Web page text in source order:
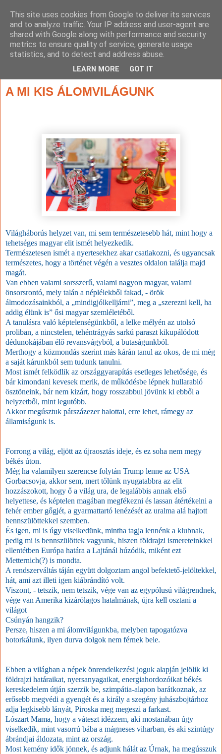
A MI KIS ÁLOMVILÁGUNK
Világháborús helyzet van, mi sem természetesebb hát, mint hogy a
tehetséges magyar elit ismét helyezkedik.
Természetesen ismét a nyertesekhez akar csatlakozni, és ugyancsak
természetes, hogy a történet végén a vesztes oldalon találja majd
magát.
Van ebben valami sorsszerű, valami nagyon magyar, valami
önsorsrontó, mely talán a néplélekből fakad, - örök
álmodozásainkból, a „mindigjólkelljárni”, meg a „szerezni kell, ha
addig élünk is” ősi magyar szemléletéből.
A tanulásra való képtelenségünkből, a lelke mélyén az utolsó
proliban, a nincstelen, tehéntrágyás sarkú paraszt kikupálódott
dédunokájában élő revansvágyból, a butaságunkból.
Merthogy a közmondás szerint más kárán tanul az okos, de mi még
a saját kárunkból sem tudunk tanulni.
Most ismét felködlik az országgyarapítás esetleges lehetősége, és
bár kimondani kevesek merik, de működésbe lépnek hullarabló
ösztöneink, bár nem kizárt, hogy rosszabbul jövünk ki ebből a
helyzetből, mint legutóbb.
Akkor megúsztuk párszázezer halottal, erre lehet, rámegy az
államiságunk is.
Forrong a világ, eljött az újraosztás ideje, és ez soha nem megy
békés úton.
Még ha valamilyen szerencse folytán Trump lenne az USA
Gorbacsovja, akkor sem, mert tőlünk nyugatabbra az elit
hozzászokott, hogy ő a világ ura, de legalábbis annak első
helyettese, és képtelen magában megfékezni és lassan átértékelni a
fehér ember gőgjét, a gyarmattartó lenézését az uralma alá hajtott
bennszülöttekkel szemben.
És igen, mi is úgy viselkedünk, mintha tagja lennénk a klubnak,
pedig mi is bennszülöttek vagyunk, hiszen földrajzi ismereteinkkel
ellentétben Európa határa a Lajtánál húzódik, miként ezt
Metternich(?) is mondta.
A rendszerváltás táján együtt dolgoztam angol befektető-jelöltekkel,
hát, ami azt illeti igen kiábrándító volt.
Viszont, - tetszik, nem tetszik, vége van az egypólusú világrendnek,
vége van Amerika kizárólagos hatalmának, újra kell osztani a
világot
Csúnyán hangzik?
Persze, hiszen a mi álomvilágunkba, melyben tapogatózva
botorkálunk, ilyen durva dolgok nem férnek bele.
Ebben a világban a népek önrendelkezési joguk alapján jelölik ki
földrajzi határaikat, nyersanyagaikat, energiahordozóikat békés
kereskedelem útján szerzik be, szimpátia-alapon barátkoznak, az
erősebb megvédi a gyengét és a király a szegény juhászbojtárhoz
adja legkisebb lányát, Piroska meg megeszi a farkast.
Lószart Mama, hogy a váteszt idézzem, aki mostanában úgy
viselkedik, mint vasorrú bába a mágneses viharban, és aki szintúgy
ábrándjai áldozata, mint az ország.
Most kemény idők jönnek, és adjunk hálát az Úrnak, ha megússzuk
This site uses cookies from Google to deliver its services
and to analyze traffic. Your IP address and user-agent are
shared with Google along with performance and security
metrics to ensure quality of service, generate usage
statistics, and to detect and address abuse.
LEARN MORE GOT IT